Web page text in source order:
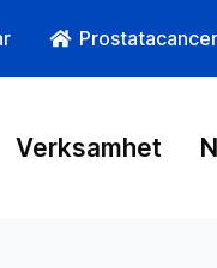
Verksamhet